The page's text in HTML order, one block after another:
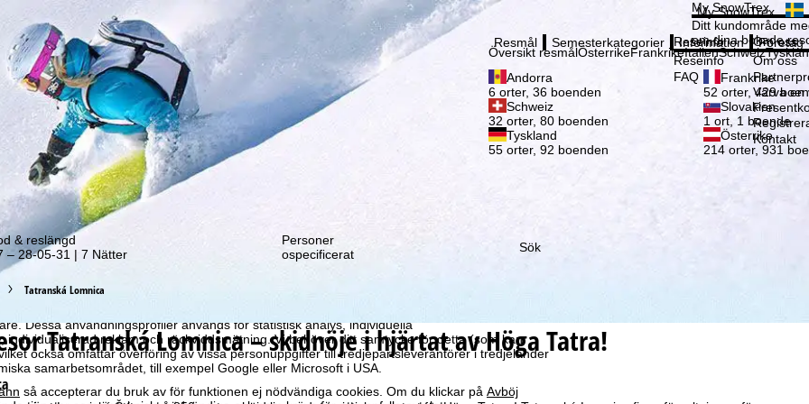
webbupplevelse hämtar vi användardata med hjälp av cookies, som vi – TravelTrex
Dessa användningsprofiler används för statistisk analys, individuella
individualiserad reklam och räckviddsmätning. Vi behöver ditt samtycke för detta (som kan
också omfattar överföring av vissa personuppgifter till tredjepartsleverantörer i tredjeländer
samarbetsområdet, till exempel Google eller Microsoft i USA.
så accepterar du bruk av för funktionen ej nödvändiga cookies. Om du klickar på Avböj
erbjudande! Registrering
My SnowTrex
My SnowTrex
Ditt kundområde
om dina bokade
Resmål
Översikt resmålÖsterrikeFrankrikeItalienSchweiz
Andorra
6 orter, 36 boenden
Frankrike
52 orter, 429
Schweiz
32 orter, 80 boenden
Slovakien
1 ort, 1 boende
Tyskland
55 orter, 92 boenden
Österrike
214 orter, 931
Semesterkategorier Information
Reseinfo
Reseinfo
FAQ
Företag
Om oss
Om oss
Värva en
Kontakt
& reslängd
– 28-05-31 | 7 Nätter
Personer
ospecificerat
Sök
Tatranská Lomnica
Tatranská Lomnica – skidnöje i hjärtat av Höga Tatra!